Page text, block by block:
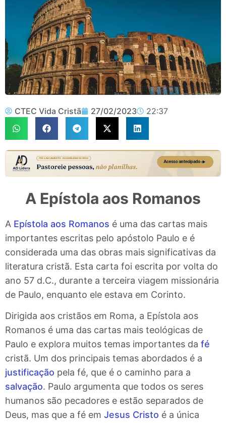
CTEC Vida Cristã 27/02/2023 22:37
A Epístola aos Romanos
A Epístola aos Romanos é uma das cartas mais
importantes escritas pelo apóstolo Paulo e é
considerada uma das obras mais significativas da
literatura cristã. Esta carta foi escrita por volta do
ano 57 d.C., durante a terceira viagem missionária
de Paulo, enquanto ele estava em Corinto.
Dirigida aos cristãos em Roma, a Epístola aos
Romanos é uma das cartas mais teológicas de
Paulo e explora muitos temas importantes da fé
cristã. Um dos principais temas abordados é a
justificação pela fé, que é o caminho para a
salvação. Paulo argumenta que todos os seres
humanos são pecadores e estão separados de
Deus, mas que a fé em Jesus Cristo é a única